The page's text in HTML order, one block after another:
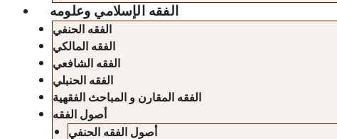
الفقه الإسلامي وعلومه
الفقه الحنفي
الفقه المالكي
الفقه الشافعي
الفقه الحنبلي
الفقه المقارن و المباحث الفقهية
أصول الفقه
أصول الفقه الحنفي